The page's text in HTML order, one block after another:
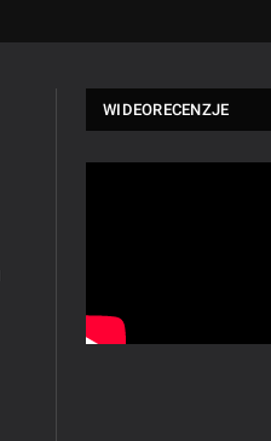
WIDEORECENZJE